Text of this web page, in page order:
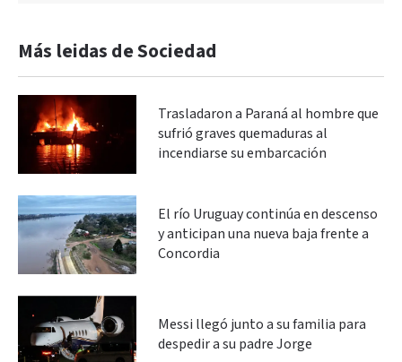
Más leidas de Sociedad
Trasladaron a Paraná al hombre que
sufrió graves quemaduras al
incendiarse su embarcación
El río Uruguay continúa en descenso
y anticipan una nueva baja frente a
Concordia
Messi llegó junto a su familia para
despedir a su padre Jorge